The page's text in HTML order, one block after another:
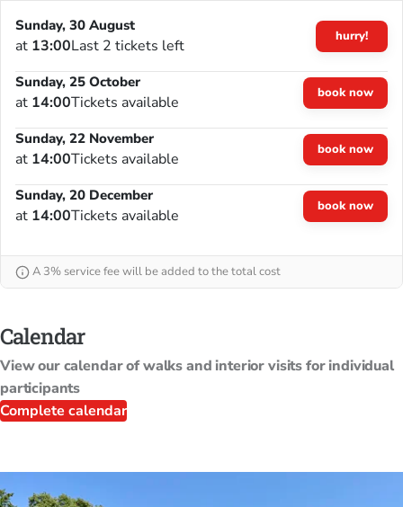
Sunday, 30 August
at 13:00Last 2 tickets left
hurry!
Sunday, 25 October
at 14:00Tickets available
book now
Sunday, 22 November
at 14:00Tickets available
book now
Sunday, 20 December
at 14:00Tickets available
book now
A 3% service fee will be added to the total cost
Calendar
View our calendar of walks and interior visits for individual
participants
Complete calendar